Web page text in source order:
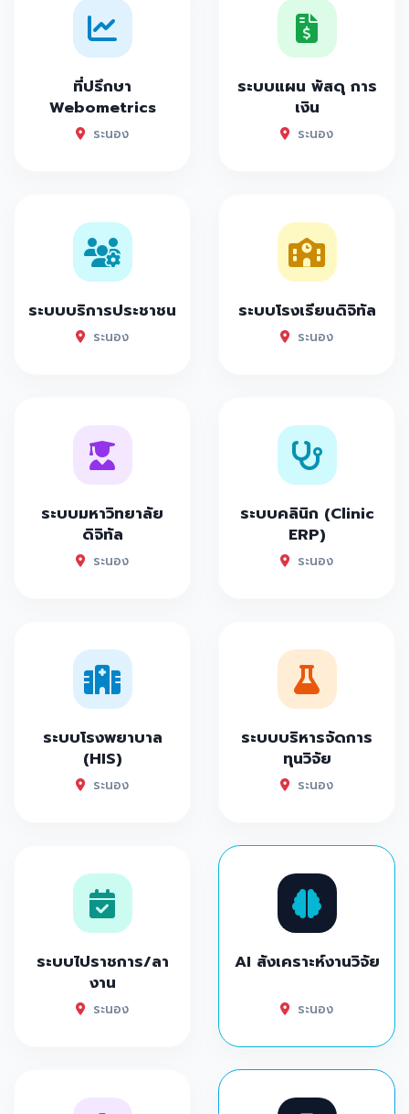
ที่ปรึกษา
Webometrics
ระนอง
ระบบแผน พัสดุ การ
เงิน
ระนอง
ระบบบริการประชาชน
ระนอง
ระบบโรงเรียนดิจิทัล
ระนอง
ระบบมหาวิทยาลัย
ดิจิทัล
ระนอง
ระบบคลินิก (Clinic
ERP)
ระนอง
ระบบโรงพยาบาล
(HIS)
ระนอง
ระบบบริหารจัดการ
ทุนวิจัย
ระนอง
ระบบไปราชการ/ลา
งาน
ระนอง
AI สังเคราะห์งานวิจัย
ระนอง